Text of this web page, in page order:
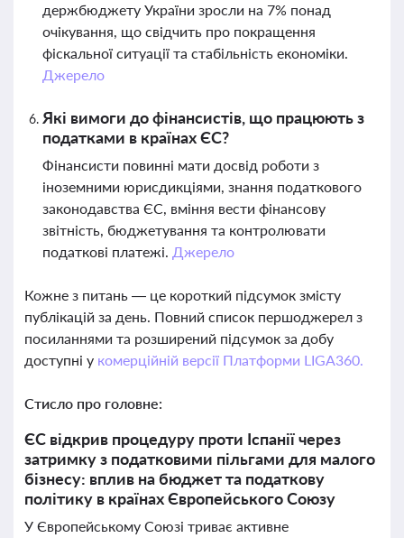
держбюджету України зросли на 7% понад
очікування, що свідчить про покращення
фіскальної ситуації та стабільність економіки.
Джерело
Які вимоги до фінансистів, що працюють з
податками в країнах ЄС?
Фінансисти повинні мати досвід роботи з
іноземними юрисдикціями, знання податкового
законодавства ЄС, вміння вести фінансову
звітність, бюджетування та контролювати
податкові платежі. Джерело
Кожне з питань — це короткий підсумок змісту
публікацій за день. Повний список першоджерел з
посиланнями та розширений підсумок за добу
доступні у комерційній версії Платформи LIGA360.
Стисло про головне:
ЄС відкрив процедуру проти Іспанії через
затримку з податковими пільгами для малого
бізнесу: вплив на бюджет та податкову
політику в країнах Європейського Союзу
У Європейському Союзі триває активне